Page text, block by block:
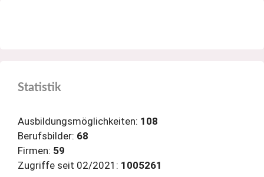
Statistik
Ausbildungsmöglichkeiten: 108
Berufsbilder: 68
Firmen: 59
Zugriffe seit 02/2021: 1005261